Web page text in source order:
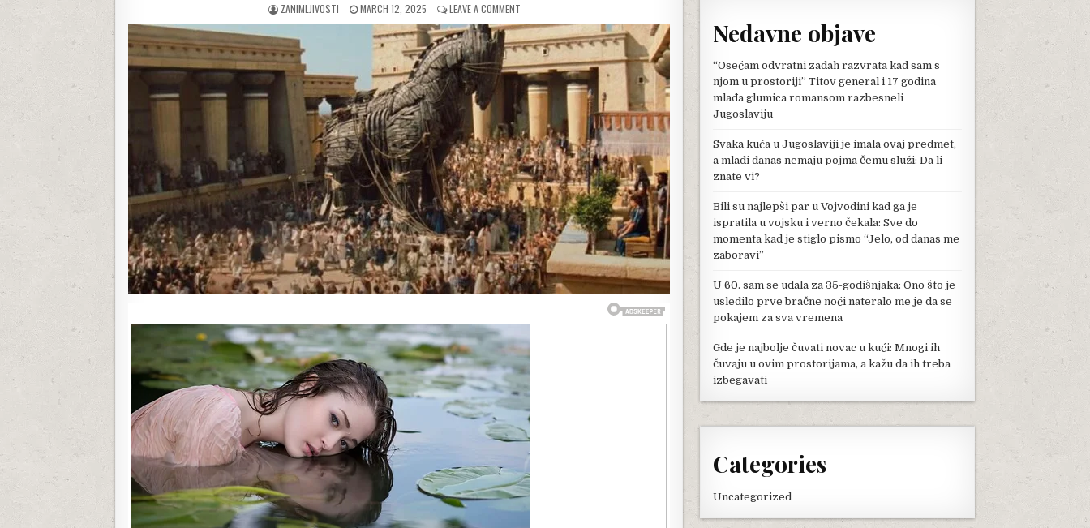
AUTHOR:
ZANIMLJIVOSTI
PUBLISHED
DATE:
MARCH 12, 2025 LEAVE A COMMENT
MISTERIJA
NAJČUVENIJEG
RATA
U
ISTORIJI:
SVI
SU
ČULI
ZA
TROJU,
ALI
NIKO
NE
ZNA
GDE
SE
ONA
NALAZI…
SVE
DO
SAD
Nedavne objave
“Osećam odvratni zadah razvrata kad sam s
njom u prostoriji” Titov general i 17 godina
mlađa glumica romansom razbesneli
Jugoslaviju
Svaka kuća u Jugoslaviji je imala ovaj predmet,
a mladi danas nemaju pojma čemu služi: Da li
znate vi?
Bili su najlepši par u Vojvodini kad ga je
ispratila u vojsku i verno čekala: Sve do
momenta kad je stiglo pismo “Jelo, od danas me
zaboravi”
U 60. sam se udala za 35-godišnjaka: Ono što je
usledilo prve bračne noći nateralo me je da se
pokajem za sva vremena
Gde je najbolje čuvati novac u kući: Mnogi ih
čuvaju u ovim prostorijama, a kažu da ih treba
izbegavati
Categories
Uncategorized